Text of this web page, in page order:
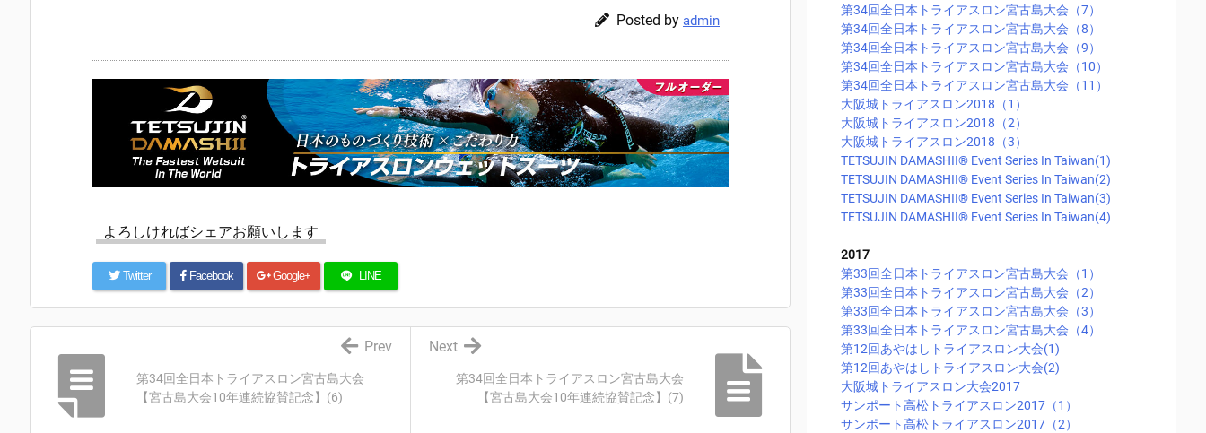
Posted by admin
よろしければシェアお願いします
Twitter Facebook Google+ LINE
第34回全日本トライアスロン宮古島大会
【宮古島大会10年連続協賛記念】(7)
Next
第34回全日本トライアスロン宮古島大会
【宮古島大会10年連続協賛記念】(6)
Prev
第34回全日本トライアスロン宮古島大会（7）
第34回全日本トライアスロン宮古島大会（8）
第34回全日本トライアスロン宮古島大会（9）
第34回全日本トライアスロン宮古島大会（10）
第34回全日本トライアスロン宮古島大会（11）
大阪城トライアスロン2018（1）
大阪城トライアスロン2018（2）
大阪城トライアスロン2018（3）
TETSUJIN DAMASHII®︎ Event Series In Taiwan(1)
TETSUJIN DAMASHII®︎ Event Series In Taiwan(2)
TETSUJIN DAMASHII®︎ Event Series In Taiwan(3)
TETSUJIN DAMASHII®︎ Event Series In Taiwan(4)
2017
第33回全日本トライアスロン宮古島大会（1）
第33回全日本トライアスロン宮古島大会（2）
第33回全日本トライアスロン宮古島大会（3）
第33回全日本トライアスロン宮古島大会（4）
第12回あやはしトライアスロン大会(1)
第12回あやはしトライアスロン大会(2)
大阪城トライアスロン大会2017
サンポート高松トライアスロン2017（1）
サンポート高松トライアスロン2017（2）